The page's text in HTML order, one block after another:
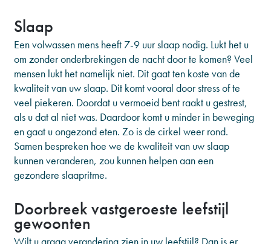
Slaap
Een volwassen mens heeft 7-9 uur slaap nodig. Lukt het u
om zonder onderbrekingen de nacht door te komen? Veel
mensen lukt het namelijk niet. Dit gaat ten koste van de
kwaliteit van uw slaap. Dit komt vooral door stress of te
veel piekeren. Doordat u vermoeid bent raakt u gestrest,
als u dat al niet was. Daardoor komt u minder in beweging
en gaat u ongezond eten. Zo is de cirkel weer rond.
Samen bespreken hoe we de kwaliteit van uw slaap
kunnen veranderen, zou kunnen helpen aan een
gezondere slaapritme.
Doorbreek vastgeroeste leefstijl
gewoonten